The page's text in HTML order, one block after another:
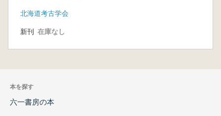
北海道考古学会
新刊 在庫なし
本を探す
六一書房の本